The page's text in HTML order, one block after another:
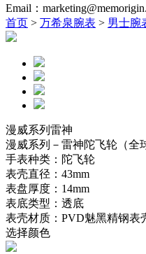
Email：
首页 > 万希泉腕表 > 男士腕
漫威系列雷神
漫威系列－雷神陀飞轮（全
手表种类：陀飞轮
表壳直径：43mm
表盘厚度：14mm
表底类型：透底
表壳材质：PVD魅黑精钢表
选择颜色